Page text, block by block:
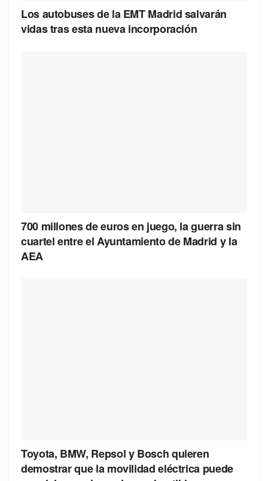
Los autobuses de la EMT Madrid salvarán
vidas tras esta nueva incorporación
700 millones de euros en juego, la guerra sin
cuartel entre el Ayuntamiento de Madrid y la
AEA
Toyota, BMW, Repsol y Bosch quieren
demostrar que la movilidad eléctrica puede